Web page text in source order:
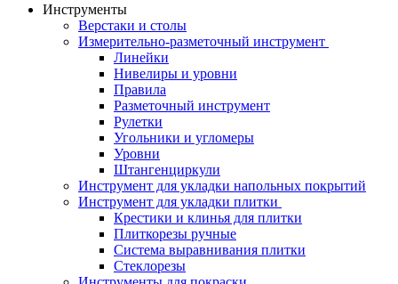
Инструменты
Верстаки и столы
Измерительно-разметочный инструмент
Линейки
Нивелиры и уровни
Правила
Разметочный инструмент
Рулетки
Угольники и угломеры
Уровни
Штангенциркули
Инструмент для укладки напольных покрытий
Инструмент для укладки плитки
Крестики и клинья для плитки
Плиткорезы ручные
Система выравнивания плитки
Стеклорезы